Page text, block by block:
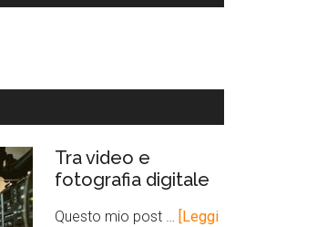
Tra video e
fotografia digitale
Questo mio post …
[Leggi